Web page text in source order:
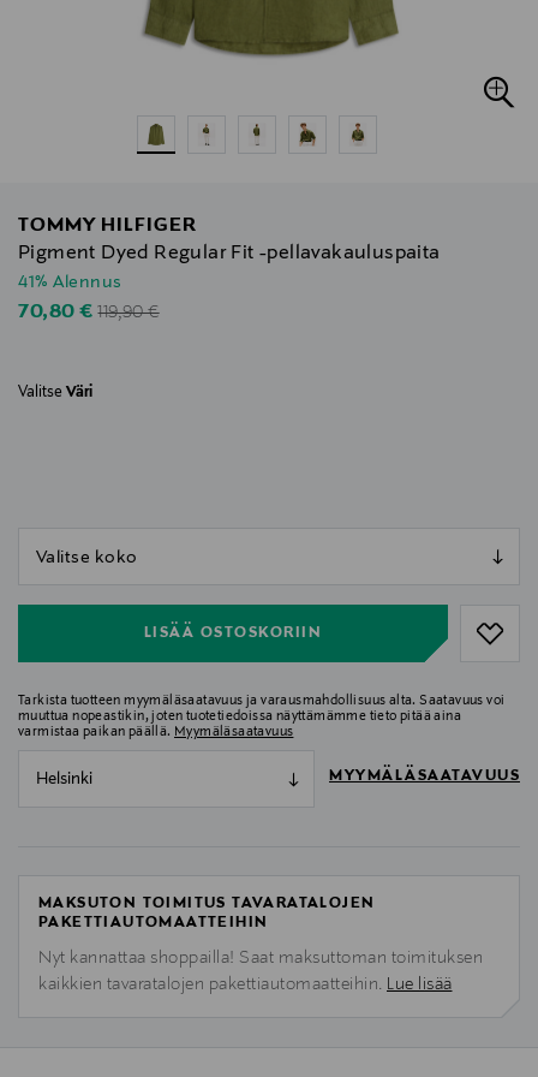
TOMMY HILFIGER
Pigment Dyed Regular Fit -pellavakauluspaita
41% Alennus
Discounted Price
70,80 €Original Price
119,90 €
Valitse Väri
LISÄÄ OSTOSKORIIN
Tarkista tuotteen myymäläsaatavuus ja varausmahdollisuus alta. Saatavuus voi
muuttua nopeastikin, joten tuotetiedoissa näyttämämme tieto pitää aina
varmistaa paikan päällä. Myymäläsaatavuus
Helsinki MYYMÄLÄSAATAVUUS
MAKSUTON TOIMITUS TAVARATALOJEN
PAKETTIAUTOMAATTEIHIN
Nyt kannattaa shoppailla! Saat maksuttoman toimituksen
kaikkien tavaratalojen pakettiautomaatteihin. Lue lisää